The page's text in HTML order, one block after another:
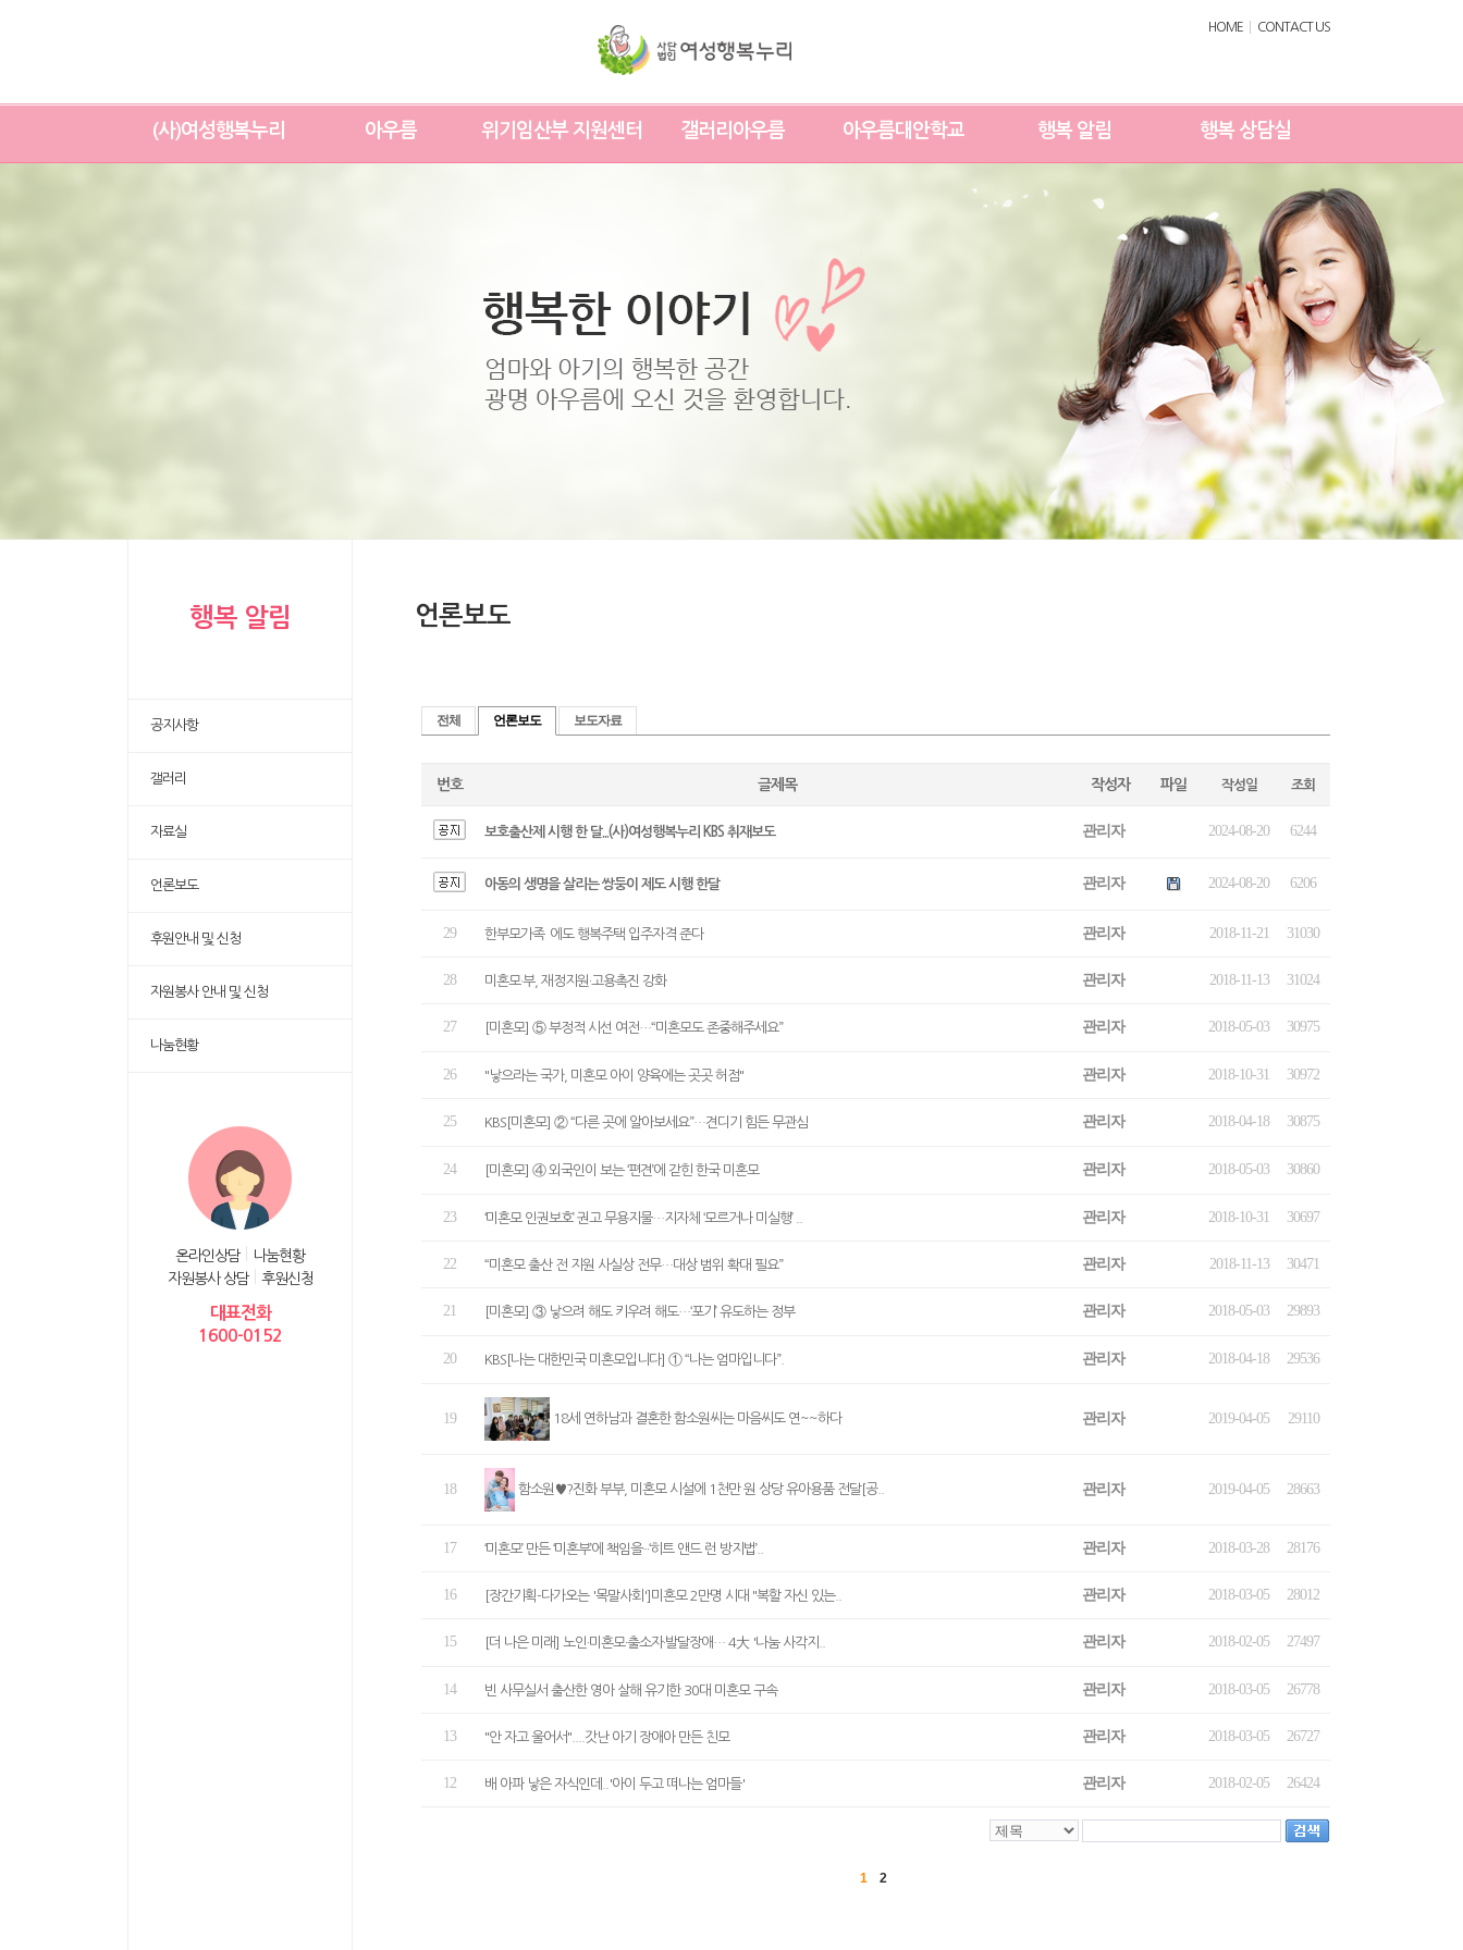
HOME CONTACT US
(사)여성행복누리 아우름 위기임산부 지원센터 갤러리아우름 아우름대안학교 행복 알림 행복 상담실
행복 알림
공지사항
갤러리
자료실
언론보도
후원안내 및 신청
자원봉사 안내 및 신청
나눔현황
온라인상담
나눔현황
자원봉사 상담
후원신청
대표전화
1600-0152
언론보도
전체 언론보도 보도자료
번호 글제목 작성자 파일 작성일 조회
보호출산제 시행 한 달...(사)여성행복누리 KBS 취재보도 관리자 2024-08-20 6244
아동의 생명을 살리는 쌍둥이 제도 시행 한달 관리자 2024-08-20 6206
29 한부모가족`에도 행복주택 입주자격 준다 관리자 2018-11-21 31030
28 미혼모·부, 재정지원·고용촉진 강화 관리자 2018-11-13 31024
27 [미혼모] ⑤ 부정적 시선 여전…“미혼모도 존중해주세요” 관리자 2018-05-03 30975
26 "낳으라는 국가, 미혼모 아이 양육에는 곳곳 허점" 관리자 2018-10-31 30972
25 KBS[미혼모] ② “다른 곳에 알아보세요”…견디기 힘든 무관심 관리자 2018-04-18 30875
24 [미혼모] ④ 외국인이 보는 ‘편견’에 갇힌 한국 미혼모 관리자 2018-05-03 30860
23 ‘미혼모 인권보호’ 권고 무용지물…지자체 ‘모르거나 미실행’ .. 관리자 2018-10-31 30697
22 “미혼모 출산 전 지원 사실상 전무…대상 범위 확대 필요” 관리자 2018-11-13 30471
21 [미혼모] ③ 낳으려 해도 키우려 해도…‘포기’ 유도하는 정부 관리자 2018-05-03 29893
20 KBS[나는 대한민국 미혼모입니다] ① “나는 엄마입니다”. 관리자 2018-04-18 29536
19 18세 연하남과 결혼한 함소원씨는 마음씨도 연~~하다 관리자 2019-04-05 29110
18 함소원♥?진화 부부, 미혼모 시설에 1천만 원 상당 유아용품 전달[공.. 관리자 2019-04-05 28663
17 ‘미혼모’ 만든 ‘미혼부’에 책임을···‘히트 앤드 런 방지법’.. 관리자 2018-03-28 28176
16 [장간기획-다가오는 '목말사회']미혼모 2만명 시대 "복할 자신 있는.. 관리자 2018-03-05 28012
15 [더 나은 미래] 노인·미혼모·출소자·발달장애… 4大 '나눔 사각지.. 관리자 2018-02-05 27497
14 빈 사무실서 출산한 영아 살해 유기한 30대 미혼모 구속 관리자 2018-03-05 26778
13 "안 자고 울어서"....갓난 아기 장애아 만든 친모 관리자 2018-03-05 26727
12 배 아파 낳은 자식인데..'아이 두고 떠나는 엄마들' 관리자 2018-02-05 26424
1 2